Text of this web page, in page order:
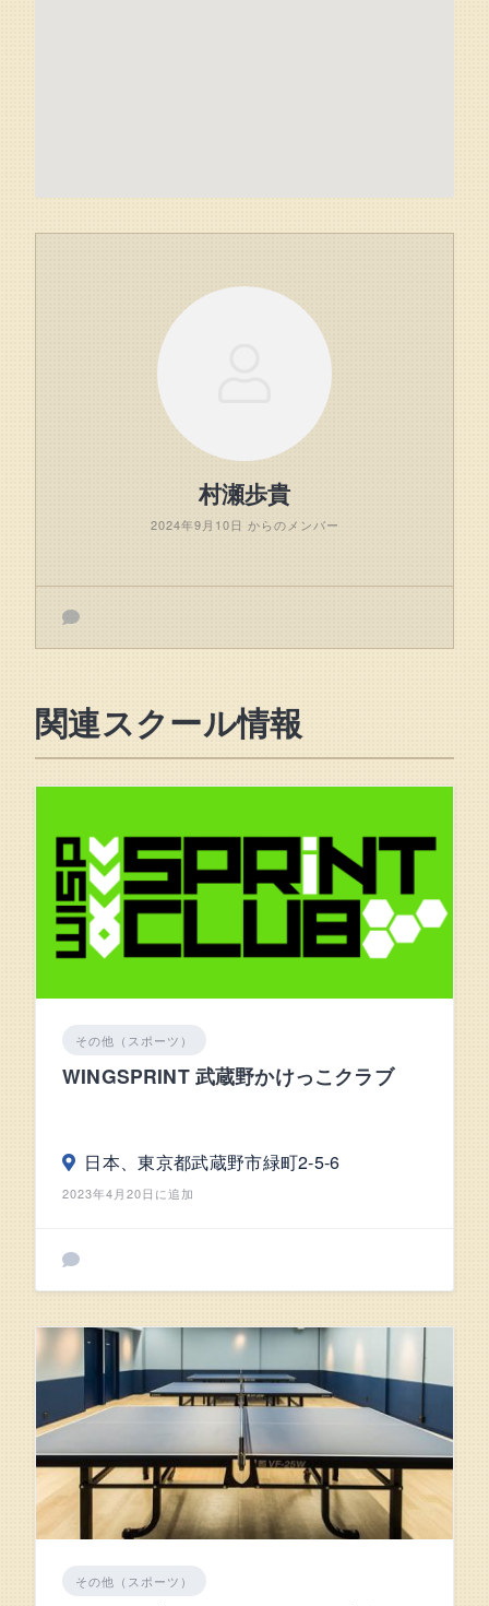
村瀬歩貴
2024年9月10日 からのメンバー
関連スクール情報
その他（スポーツ）
WINGSPRINT 武蔵野かけっこクラブ
日本、東京都武蔵野市緑町2-5-6
2023年4月20日に追加
その他（スポーツ）